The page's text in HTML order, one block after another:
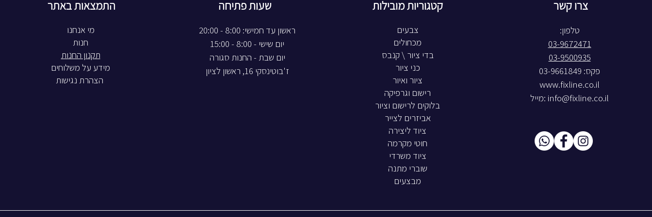
התמצאות באתר
חנות
תקנון החנות
מידע על משלוחים
שעות פתיחה
ראשון עד חמישי: 8:00 - 20:00
יום שישי - 8:00 - 15:00
יום שבת - החנות סגורה
ז'בוטינסקי 16, ראשון לציון
קטגוריות מובילות
צבעים
מכחולים
בדי ציור \ קנבס
כני ציור
ציור ואיור
רישום וגרפיקה
בלוקים לרישום וציור
אביזרים לצייר
ציוד ליצירה
חוטי מקרמה
ציוד משרדי
שוברי מתנה
מבצעים
צרו קשר
טלפון:
03-9672471
03-9500935
פקס: 03-9661849
www.fixline.co.il
info@fixline.co.il :מייל